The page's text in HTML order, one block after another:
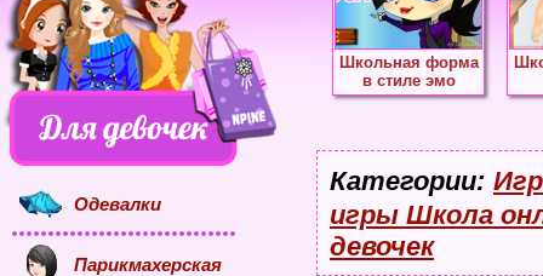
Школьная форма
в стиле эмо
Категории:
игры Школа
девочек
Одевалки
Парикмахерская